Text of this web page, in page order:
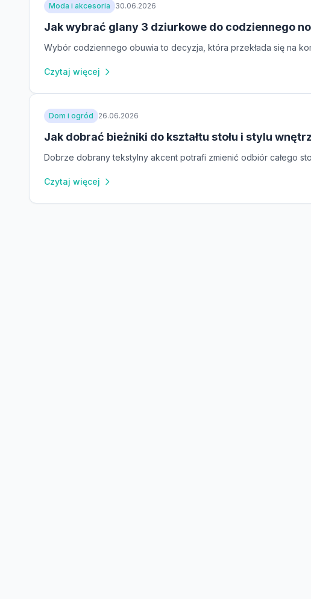
Moda i akcesoria 30.06.2026
Jak wybrać glany 3 dziurkowe do codziennego
Wybór codziennego obuwia to decyzja, która przekłada się na
Czytaj więcej
Dom i ogród 26.06.2026
Jak dobrać bieżniki do kształtu stołu i stylu
Dobrze dobrany tekstylny akcent potrafi zmienić odbiór całego
Czytaj więcej